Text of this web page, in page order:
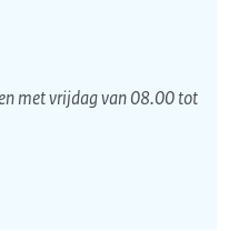
met vrijdag van 08.00 tot